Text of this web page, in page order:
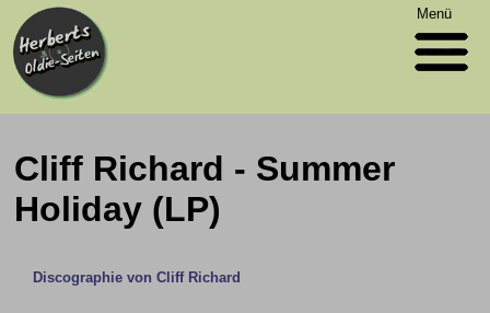
Menü
Cliff Richard - Summer
Holiday (LP)
Discographie von Cliff Richard